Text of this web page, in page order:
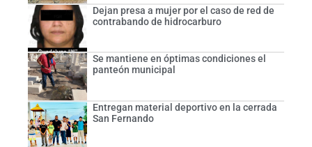
Dejan presa a mujer por el caso de red de
contrabando de hidrocarburo
Se mantiene en óptimas condiciones el
panteón municipal
Entregan material deportivo en la cerrada
San Fernando